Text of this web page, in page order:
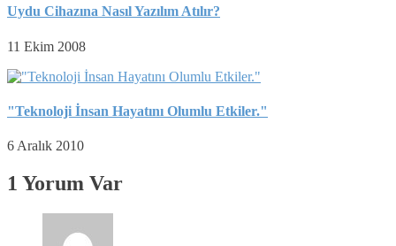
Uydu Cihazına Nasıl Yazılım Atılır?
11 Ekim 2008
"Teknoloji İnsan Hayatını Olumlu Etkiler."
6 Aralık 2010
1 Yorum Var